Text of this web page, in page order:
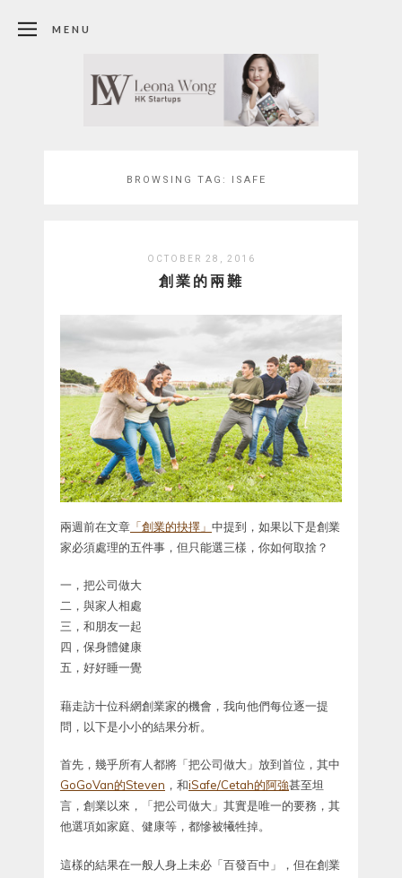
MENU
BROWSING TAG: ISAFE
OCTOBER 28, 2016
創業的兩難
兩週前在文章 「創業的抉擇」 中提到，如果以下是創業
家必須處理的五件事，但只能選三樣，你如何取捨？
一，把公司做大
二，與家人相處
三，和朋友一起
四，保身體健康
五，好好睡一覺
藉走訪十位科網創業家的機會，我向他們每位逐一提
問，以下是小小的結果分析。
首先，幾乎所有人都將「把公司做大」放到首位，其中
GoGoVan的Steven ，和iSafe/Cetah的阿強甚至坦
言，創業以來，「把公司做大」其實是唯一的要務，其
他選項如家庭、健康等，都慘被犧牲掉。
這樣的結果在一般人身上未必「百發百中」，但在創業